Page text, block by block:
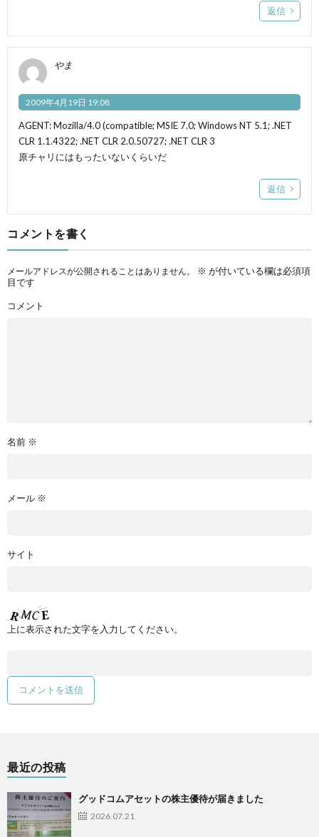
返信
やま
2009年4月19日 19:08
AGENT: Mozilla/4.0 (compatible; MSIE 7.0; Windows NT 5.1; .NET
CLR 1.1.4322; .NET CLR 2.0.50727; .NET CLR 3
原チャリにはもったいないくらいだ
返信
コメントを書く
メールアドレスが公開されることはありません。 ※ が付いている欄は必須項
目です
コメント
名前 ※
メール ※
サイト
上に表示された文字を入力してください。
最近の投稿
グッドコムアセットの株主優待が届きました
2026.07.21